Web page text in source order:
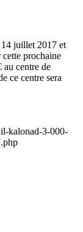
14 juillet 2017 et
prochaine
au centre de
ce centre sera
kalonad-3-000-